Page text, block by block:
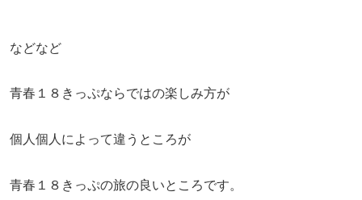
などなど
青春１８きっぷならではの楽しみ方が
個人個人によって違うところが
青春１８きっぷの旅の良いところです。